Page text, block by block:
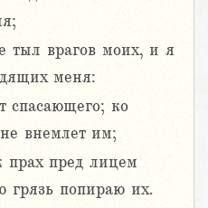
тыл врагов моих, и я
меня:
спасающего; ко
внемлет им;
прах пред лицем
грязь попираю их.